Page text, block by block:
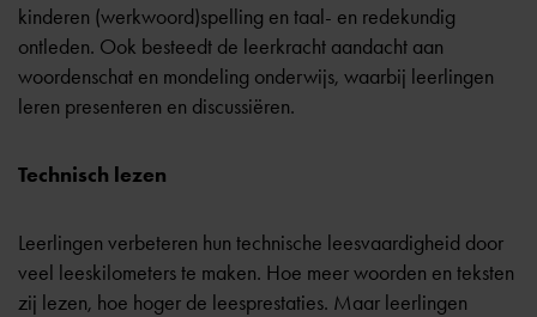
kinderen (werkwoord)spelling en taal- en redekundig
ontleden. Ook besteedt de leerkracht aandacht aan
woordenschat en mondeling onderwijs, waarbij leerlingen
leren presenteren en discussiëren.
Technisch lezen
Leerlingen verbeteren hun technische leesvaardigheid door
veel leeskilometers te maken. Hoe meer woorden en teksten
zij lezen, hoe hoger de leesprestaties. Maar leerlingen